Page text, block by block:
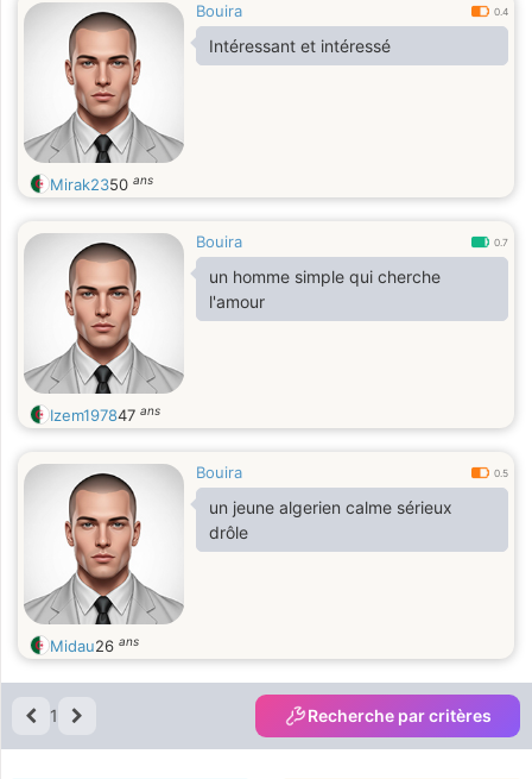
Bouira 0.4
Intéressant et intéressé
Mirak2350 ans
Bouira 0.7
un homme simple qui cherche
l'amour
Izem197847 ans
Bouira 0.5
un jeune algerien calme sérieux
drôle
Midau26 ans
1 Recherche par critères